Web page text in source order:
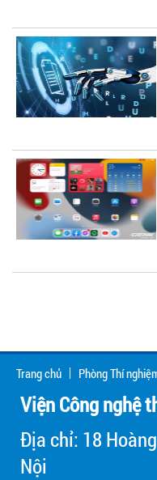
Trang chủ Phòng Thí
Viện Công nghệ
Địa chỉ: 18
Nội